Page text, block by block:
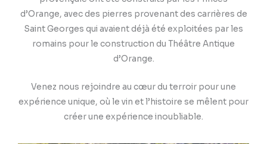
d’Orange, avec des pierres provenant des carrières de
Saint Georges qui avaient déjà été exploitées par les
romains pour le construction du Théâtre Antique
d’Orange.
Venez nous rejoindre au cœur du terroir pour une
expérience unique, où le vin et l’histoire se mêlent pour
créer une expérience inoubliable.